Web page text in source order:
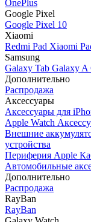
OnePlus
Google Pixel
Google Pixel 10
Xiaomi
Redmi Pad Xiaomi
Samsung
Galaxy Tab Galaxy A
Дополнительно
Распродажа
Аксессуары
Аксессуары для
Apple Watch
Внешние
устройства
Периферия Apple
Автомобильные
Дополнительно
Распродажа
RayBan
RayBan